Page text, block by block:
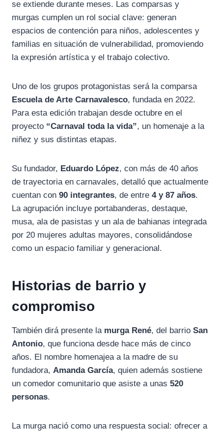
se extiende durante meses. Las comparsas y
murgas cumplen un rol social clave: generan
espacios de contención para niños, adolescentes y
familias en situación de vulnerabilidad, promoviendo
la expresión artística y el trabajo colectivo.
Uno de los grupos protagonistas será la comparsa
Escuela de Arte Carnavalesco, fundada en 2022.
Para esta edición trabajan desde octubre en el
proyecto “Carnaval toda la vida”, un homenaje a la
niñez y sus distintas etapas.
Su fundador, Eduardo López, con más de 40 años
de trayectoria en carnavales, detalló que actualmente
cuentan con 90 integrantes, de entre 4 y 87 años.
La agrupación incluye portabanderas, destaque,
musa, ala de pasistas y un ala de bahianas integrada
por 20 mujeres adultas mayores, consolidándose
como un espacio familiar y generacional.
Historias de barrio y
compromiso
También dirá presente la murga René, del barrio San
Antonio, que funciona desde hace más de cinco
años. El nombre homenajea a la madre de su
fundadora, Amanda García, quien además sostiene
un comedor comunitario que asiste a unas 520
personas.
La murga nació como una respuesta social: ofrecer a